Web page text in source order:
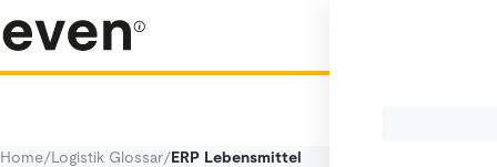
Home/Logistik Glossar/ERP Lebensmittel